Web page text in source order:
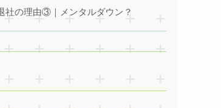
社の理由③｜メンタルダウン？